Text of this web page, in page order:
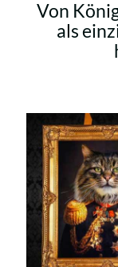
Von
als